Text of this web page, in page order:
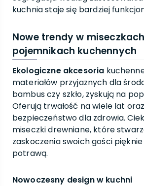
kuchnia staje się bardziej
Nowe trendy w
pojemnikach kuchennych
Ekologiczne akcesoria
materiałów przyjaznych dla
bambus czy szkło, zyskują na
Oferują trwałość na wiele lat oraz
bezpieczeństwo dla zdrowia.
miseczki drewniane, które
zaskoczenia swoich gości
potrawą.
Nowoczesny design w kuchni